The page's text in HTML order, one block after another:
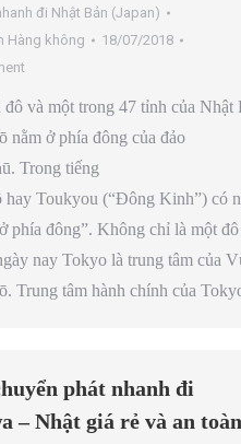
đi Nhật Bản (Japan)
Hàng không
18/07/2018
và một trong 47 tỉnh của Nhật
nằm ở phía đông của đảo
Trong tiếng
hay Toukyou (“Đông Kinh”) có
phía đông”. Không chỉ là một
nay Tokyo là trung tâm của
Trung tâm hành chính của
phát nhanh đi
– Nhật giá rẻ và an toàn